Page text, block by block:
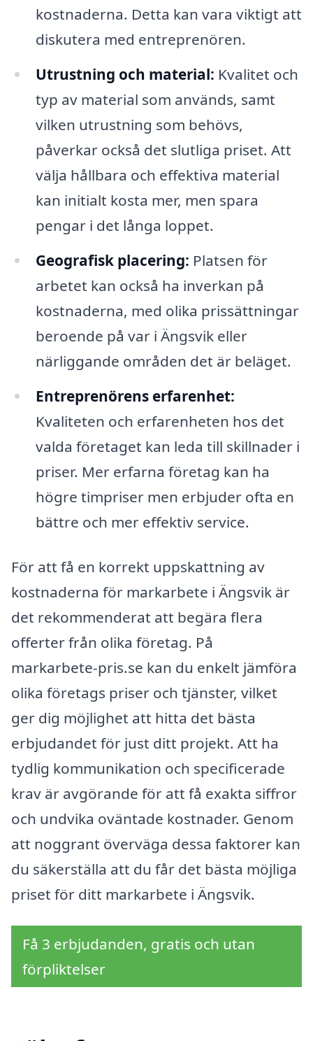
kostnaderna. Detta kan vara viktigt att
diskutera med entreprenören.
Utrustning och material: Kvalitet och
typ av material som används, samt
vilken utrustning som behövs,
påverkar också det slutliga priset. Att
välja hållbara och effektiva material
kan initialt kosta mer, men spara
pengar i det långa loppet.
Geografisk placering: Platsen för
arbetet kan också ha inverkan på
kostnaderna, med olika prissättningar
beroende på var i Ängsvik eller
närliggande områden det är beläget.
Entreprenörens erfarenhet:
Kvaliteten och erfarenheten hos det
valda företaget kan leda till skillnader i
priser. Mer erfarna företag kan ha
högre timpriser men erbjuder ofta en
bättre och mer effektiv service.
För att få en korrekt uppskattning av
kostnaderna för markarbete i Ängsvik är
det rekommenderat att begära flera
offerter från olika företag. På
markarbete-pris.se kan du enkelt jämföra
olika företags priser och tjänster, vilket
ger dig möjlighet att hitta det bästa
erbjudandet för just ditt projekt. Att ha
tydlig kommunikation och specificerade
krav är avgörande för att få exakta siffror
och undvika oväntade kostnader. Genom
att noggrant överväga dessa faktorer kan
du säkerställa att du får det bästa möjliga
priset för ditt markarbete i Ängsvik.
Få 3 erbjudanden, gratis och utan
förpliktelser